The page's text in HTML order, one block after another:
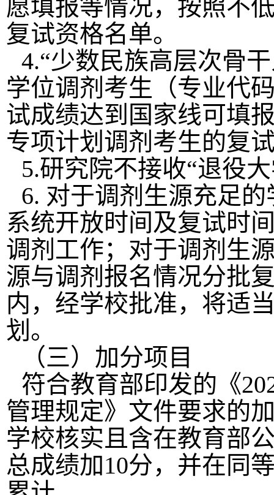
愿填报等情况，按照不
复试资格名单。
4.“少数民族高层次骨
学位调剂考生 （专业代
试成绩达到国家线可填
专项计划调剂考生的复
5.研究院不接收“退役
6. 对于调剂生源充足
系统开放时间及复试时
调剂工作；对于调剂生
源与调剂报名情况分批
内，经学校批准，将适
划。
（三）加分项目
符合教育部印发的《
管理规定》文件要求的
学校核实且含在教育部
总成绩加10分，并在同